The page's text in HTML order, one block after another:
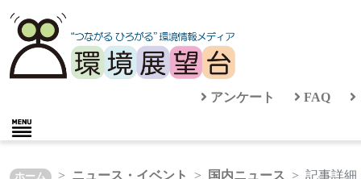
アンケート FAQ
ホーム ニュース・イベント 国内ニュース 記事詳細